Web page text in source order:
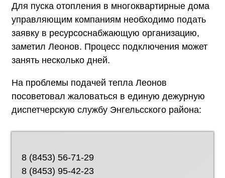
Для пуска отопления в многоквартирные дома
управляющим компаниям необходимо подать
заявку в ресурсоснабжающую организацию,
заметил Леонов. Процесс подключения может
занять несколько дней.
На проблемы подачей тепла Леонов
посоветовал жаловаться в единую дежурную
диспетчерскую службу Энгельсского района:
8 (8453) 56-71-29
8 (8453) 95-42-23